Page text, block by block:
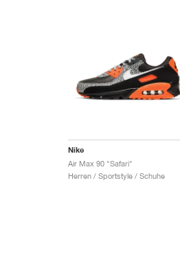
Nike
Air Max 90 "Safari"
Herren / Sportstyle / Schuhe